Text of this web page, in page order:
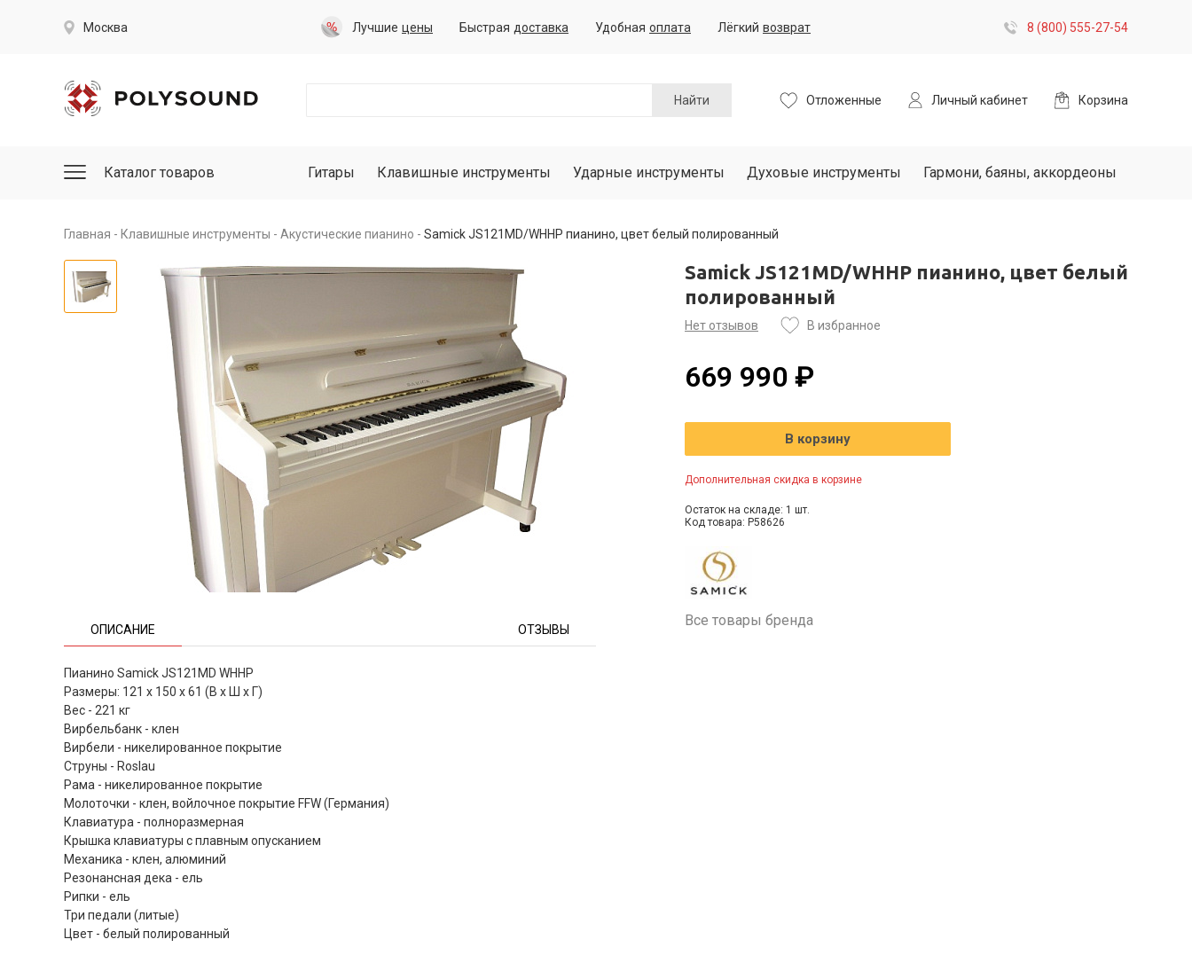
Москва Лучшие цены Быстрая доставка Удобная оплата Лёгкий возврат 8 (800) 555-27-54
Найти Отложенные Личный кабинет Корзина
Каталог товаров Гитары Клавишные инструменты Ударные инструменты Духовые инструменты Гармони, баяны, аккордеоны
Главная Клавишные инструменты Акустические пианино Samick JS121MD/WHHP пианино, цвет белый полированный
ОПИСАНИЕ ОТЗЫВЫ
Пианино Samick JS121MD WHHP
Размеры: 121 х 150 х 61 (В х Ш х Г)
Вес - 221 кг
Вирбельбанк - клен
Вирбели - никелированное покрытие
Струны - Roslau
Рама - никелированное покрытие
Молоточки - клен, войлочное покрытие FFW (Германия)
Клавиатура - полноразмерная
Крышка клавиатуры с плавным опусканием
Механика - клен, алюминий
Резонансная дека - ель
Рипки - ель
Три педали (литые)
Цвет - белый полированный
Samick JS121MD/WHHP пианино, цвет белый
полированный
Нет отзывов В избранное
669 990 ₽
В корзину
Дополнительная скидка в корзине
Остаток на складе: 1 шт.
Код товара: P58626
Все товары бренда